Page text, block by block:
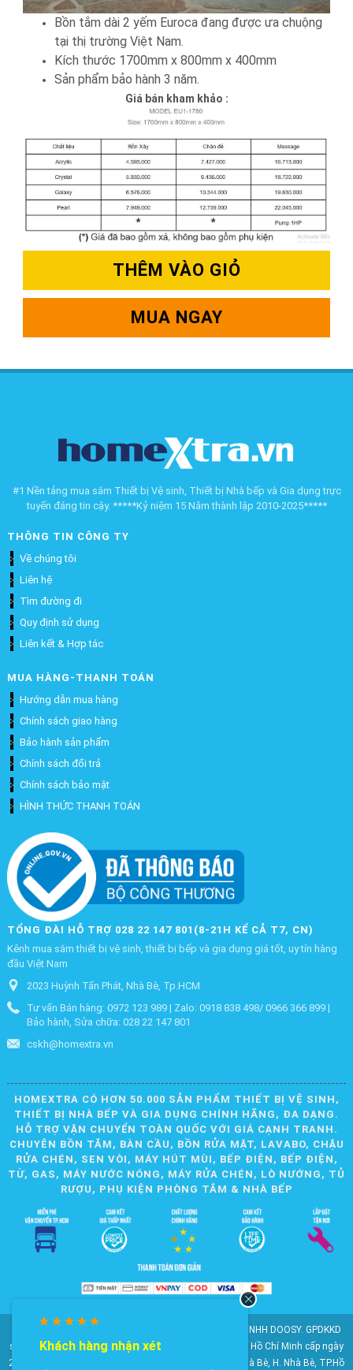
Bồn tắm dài 2 yếm Euroca đang được ưa chuộng
tại thị trường Việt Nam.
Kích thước 1700mm x 800mm x 400mm
Sản phẩm bảo hành 3 năm.
Giá bán kham khảo :
THÊM VÀO GIỎ
MUA NGAY
#1 Nền tảng mua sắm Thiết bị Vệ sinh, Thiết bị Nhà bếp và Gia dụng trực
tuyến đáng tin cậy. *****Kỷ niệm 15 Năm thành lập 2010-2025*****
THÔNG TIN CÔNG TY
Về chúng tôi
Liên hệ
Tìm đường đi
Quy định sử dụng
Liên kết & Hợp tác
MUA HÀNG-THANH TOÁN
Hướng dẫn mua hàng
Chính sách giao hàng
Bảo hành sản phẩm
Chính sách đổi trả
Chính sách bảo mật
HÌNH THỨC THANH TOÁN
TỔNG ĐÀI HỖ TRỢ 028 22 147 801(8-21H KỂ CẢ T7, CN)
Kênh mua sắm thiết bị vệ sinh, thiết bị bếp và gia dụng giá tốt, uy tín hàng
đầu Việt Nam
2023 Huỳnh Tấn Phát, Nhà Bè, Tp.HCM
Tư vấn Bán hàng: 0972 123 989 | Zalo: 0918 838 498/ 0966 366 899 |
Bảo hành, Sửa chữa: 028 22 147 801
cskh@homextra.vn
HOMEXTRA CÓ HƠN 50.000 SẢN PHẨM THIẾT BỊ VỆ SINH,
THIẾT BỊ NHÀ BẾP VÀ GIA DỤNG CHÍNH HÃNG, ĐA DẠNG.
HỖ TRỢ VẬN CHUYỂN TOÀN QUỐC VỚI GIÁ CẠNH TRANH.
CHUYÊN BỒN TẮM, BÀN CẦU, BỒN RỬA MẶT, LAVABO, CHẬU
RỬA CHÉN, SEN VÒI, MÁY HÚT MÙI, BẾP ĐIỆN, BẾP ĐIỆN,
TỪ, GAS, MÁY NƯỚC NÓNG, MÁY RỬA CHÉN, LÒ NƯỚNG, TỦ
RƯỢU, PHỤ KIỆN PHÒNG TẮM & NHÀ BẾP
© 2010-2025 Bản quyền nội dung thuộc về CÔNG TY TNHH DOOSY. GPDKKD
số: 0311.807.893 do Sở Kế hoạch và Đầu tư Thành phố Hồ Chí Minh cấp ngày
28/05/2012. Địa chỉ: 2023 Huỳnh Tấn Phát, KP6, TT. Nhà Bè, H. Nhà Bè, TP.Hồ
Khách hàng nhận xét